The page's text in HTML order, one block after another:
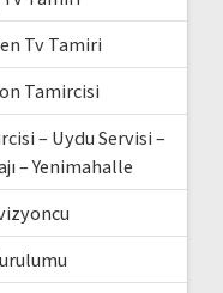
Tv Tamiri
Tamircisi
– Uydu Servisi –
– Yenimahalle